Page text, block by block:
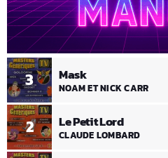
2 Le Petit Lord
CLAUDE LOMBARD
3 Mask
NOAM ET NICK CARR